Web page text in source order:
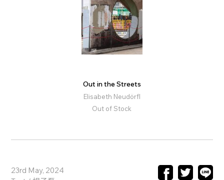
Out in the Streets
Elisabeth Neudörfl
Out of Stock
23rd May, 2024